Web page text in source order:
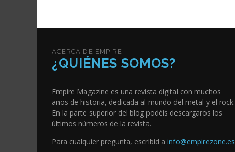
ACERCA DE EMPIRE
¿QUIÉNES SOMOS?
Empire Magazine es una revista digital con muchos
años de historia, dedicada al mundo del metal y el rock.
En la parte superior del blog podéis descargaros los
últimos números de la revista.
Para cualquier pregunta, escribid a info@empirezone.es